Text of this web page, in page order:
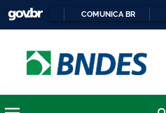
COMUNICA BR